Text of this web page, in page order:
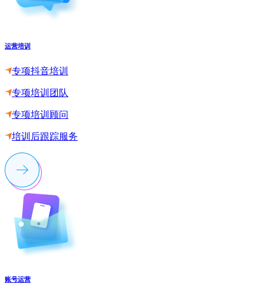
运营培训
专项抖音培训
专项培训团队
专项培训顾问
培训后跟踪服务
账号运营